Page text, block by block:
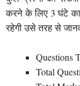
करने के लिए 3 घंटे का
रहेगी उसे तरह से
Questions
Total